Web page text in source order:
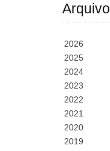
Arquivo
2026
2025
2024
2023
2022
2021
2020
2019